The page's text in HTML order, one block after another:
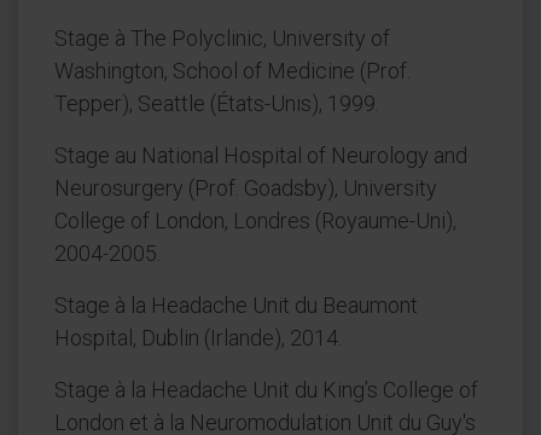
Stage à The Polyclinic, University of
Washington, School of Medicine (Prof.
Tepper), Seattle (États-Unis), 1999.
Stage au National Hospital of Neurology and
Neurosurgery (Prof. Goadsby), University
College of London, Londres (Royaume-Uni),
2004-2005.
Stage à la Headache Unit du Beaumont
Hospital, Dublin (Irlande), 2014.
Stage à la Headache Unit du King’s College of
London et à la Neuromodulation Unit du Guy's